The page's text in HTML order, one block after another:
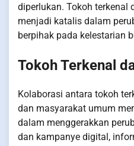
diperlukan. Tokoh terkenal
menjadi katalis dalam
berpihak pada kelestarian
Tokoh Terkenal
Kolaborasi antara tokoh
dan masyarakat umum
dalam menggerakkan
dan kampanye digital,